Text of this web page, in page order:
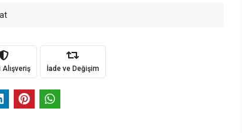
Alışveriş İade ve Değişim